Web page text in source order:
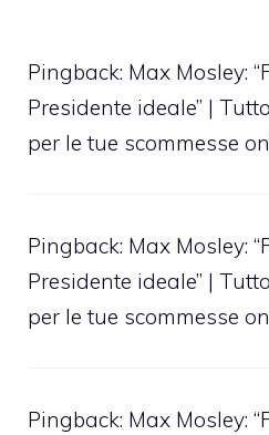
Pingback: Max Mosley:
Presidente ideale” |
per le tue scommesse
Pingback: Max Mosley:
Presidente ideale” |
per le tue scommesse
Pingback: Max Mosley: